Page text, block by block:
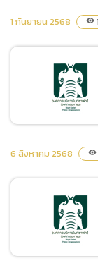
(ภาษาไทย) ประกาศส
พัฒนาพิงคนคร (องค์
เข้ารับการสอบข้อเขีย
สอบสัมภาษณ์ เพื่อคัด
เป็นผู้ปฏิบัติงานของ
สำนักงานพัฒนาพิงค
1 กันยายน 2568 visibility
ประกาศสำนักงานพั
การรับสมัครบุคคลเข้า
คัดเลือกเพื่อบรรจุแต่
ผู้ปฏิบัติงานของสำนัก
พัฒนาพิงคนคร (องค์
6 สิงหาคม 2568 visibility